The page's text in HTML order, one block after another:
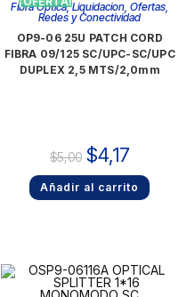
Fibra Optica,Liquidacion,Ofertas,
Redes y Conectividad
OP9-06 25U PATCH CORD
FIBRA 09/125 SC/UPC-SC/UPC
DUPLEX 2,5 MTS/2,0mm
$5,00 $4,17
Añadir al carrito